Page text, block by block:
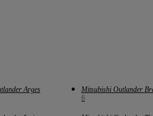
Arges
Mitsubishi Outlander
6